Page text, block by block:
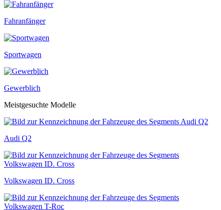
Fahranfänger
Sportwagen
Gewerblich
Meistgesuchte Modelle
Audi Q2
Volkswagen ID. Cross